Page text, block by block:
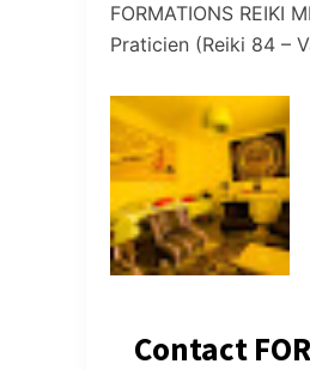
FORMATIONS REIKI
Praticien (Reiki 84 –
Contact